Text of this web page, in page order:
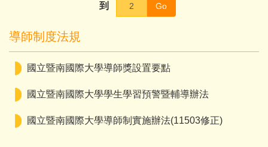
到 Go
導師制度法規
國立暨南國際大學導師獎設置要點
國立暨南國際大學學生學習預警暨輔導辦法
國立暨南國際大學導師制實施辦法(11503修正)